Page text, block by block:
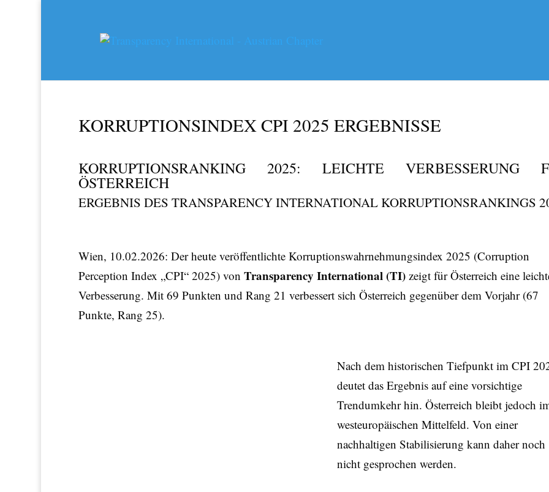
KORRUPTIONSINDEX CPI 2025 ERGEBNISSE
KORRUPTIONSRANKING 2025: LEICHTE VERBESSERUNG
ÖSTERREICH
ERGEBNIS DES TRANSPARENCY INTERNATIONAL KORRUPTIONSRANKINGS
Wien, 10.02.2026: Der heute veröffentlichte Korruptionswahrnehmungsindex 2025 (Corruption
Perception Index „CPI“ 2025) von Transparency International (TI)zeigt für Österreich eine
Verbesserung. Mit 69 Punkten und Rang 21 verbessert sich Österreich gegenüber dem Vorjahr (67
Punkte, Rang 25).
Nach dem historischen Tiefpunkt im CPI
deutet das Ergebnis auf eine vorsichtige
Trendumkehr hin. Österreich bleibt jedoch
westeuropäischen Mittelfeld. Von einer
nachhaltigen Stabilisierung kann daher noch
nicht gesprochen werden.